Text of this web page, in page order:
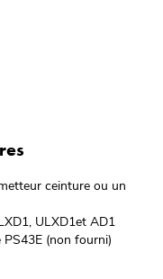
ceinture ou un
ULXD1et AD1
(non fourni)